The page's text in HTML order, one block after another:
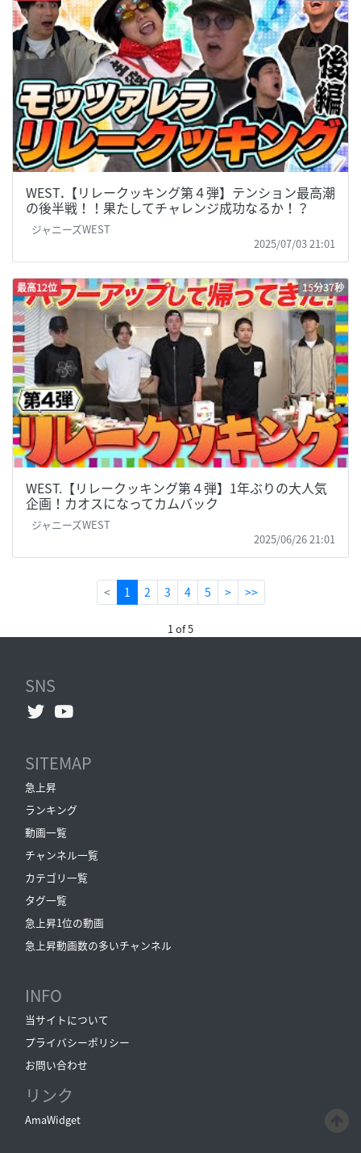
WESTꓸ【リレークッキング第４弾】テンション最高潮
の後半戦！！果たしてチャレンジ成功なるか！？
ジャニーズWEST
2025/07/03 21:01
最高12位 15分37秒
WEST.【リレークッキング第４弾】1年ぶりの大人気
企画！カオスになってカムバック
ジャニーズWEST
2025/06/26 21:01
< 1 (current)
2 3 4 5 > >>
1 of 5
SNS
SITEMAP
急上昇
ランキング
動画一覧
チャンネル一覧
カテゴリ一覧
タグ一覧
急上昇1位の動画
急上昇動画数の多いチャンネル
INFO
当サイトについて
プライバシーポリシー
お問い合わせ
リンク
AmaWidget